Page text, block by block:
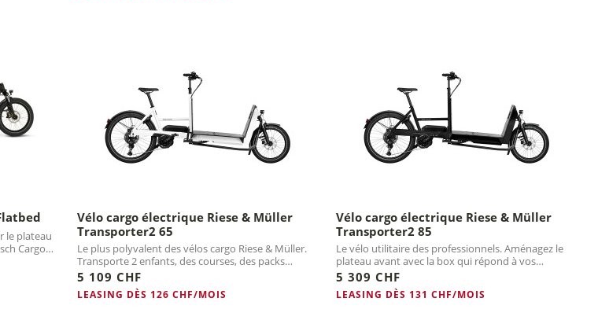
le plateau
Cargo
Vélo cargo électrique Riese & Müller
Transporter2 65
Le plus polyvalent des vélos cargo Riese & Müller.
Transporte 2 enfants, des courses, des packs
d'eau...
5 109 CHF
LEASING DÈS 126 CHF/MOIS
Vélo cargo électrique Riese & Müller
Transporter2 85
Le vélo utilitaire des professionnels. Aménagez le
plateau avant avec la box qui répond à vos
besoins. Vélo connecté.
5 309 CHF
LEASING DÈS 131 CHF/MOIS